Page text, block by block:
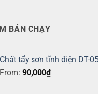
BÁN CHẠY
Chất tẩy sơn tĩnh điện DT-
From: 90,000₫